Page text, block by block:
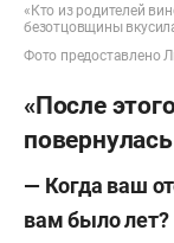
«Кто из родителей
безотцовщины
Фото предоставлено
«После
— Когда ваш
вам было лет?